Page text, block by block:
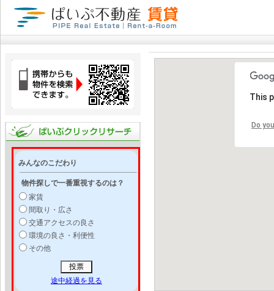
みんなのこだわり
物件探しで一番重視するのは？
家賃
間取り・広さ
交通アクセスの良さ
環境の良さ・利便性
その他
途中経過を見る
This
Do